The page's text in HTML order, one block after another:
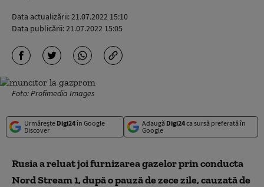
Data actualizării:21.07.2022 15:10
Data publicării:21.07.2022 15:05
Foto: Profimedia Images
Urmărește Digi24în Google
Discover
Adaugă Digi24ca sursă preferată în
Google
Rusia a reluat joi furnizarea gazelor prin conducta
Nord Stream 1, după o pauză de zece zile, cauzată de